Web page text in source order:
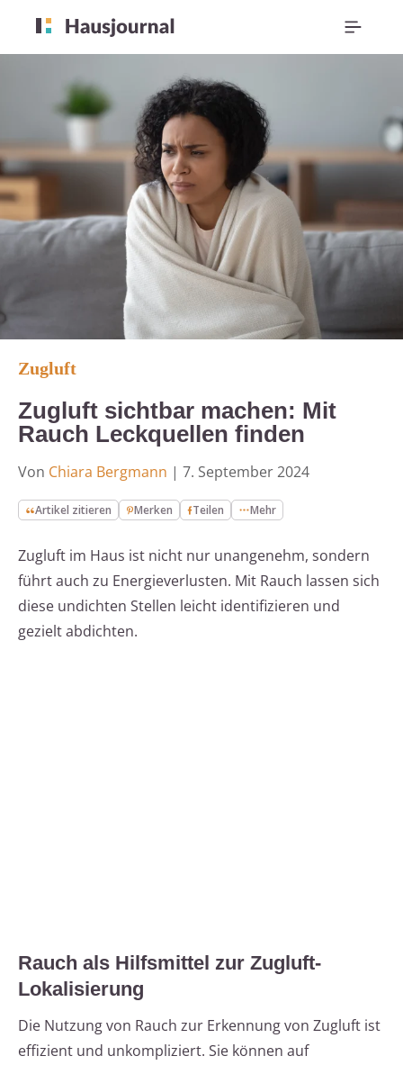
Zugluft
Zugluft sichtbar machen: Mit
Rauch Leckquellen finden
Von Chiara Bergmann | 7. September 2024
Artikel zitieren Merken Teilen Mehr
Zugluft im Haus ist nicht nur unangenehm, sondern
führt auch zu Energieverlusten. Mit Rauch lassen sich
diese undichten Stellen leicht identifizieren und
gezielt abdichten.
Rauch als Hilfsmittel zur Zugluft-
Lokalisierung
Die Nutzung von Rauch zur Erkennung von Zugluft ist
effizient und unkompliziert. Sie können auf